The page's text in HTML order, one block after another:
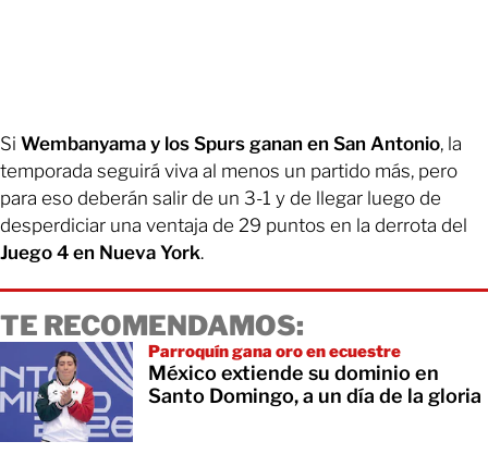
Si Wembanyama y los Spurs ganan en San Antonio, la
temporada seguirá viva al menos un partido más, pero
para eso deberán salir de un 3-1 y de llegar luego de
desperdiciar una ventaja de 29 puntos en la derrota del
Juego 4 en Nueva York.
TE RECOMENDAMOS:
Parroquín gana oro en ecuestre
México extiende su dominio en
Santo Domingo, a un día de la gloria